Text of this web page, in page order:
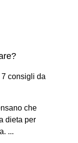
consigli da
che
dieta per
...